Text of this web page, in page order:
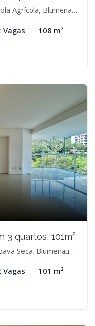
Blumenau-SC
Vagas 108 m²
3 quartos, 101m²
Seca, Blumenau-SC
Vagas 101 m²